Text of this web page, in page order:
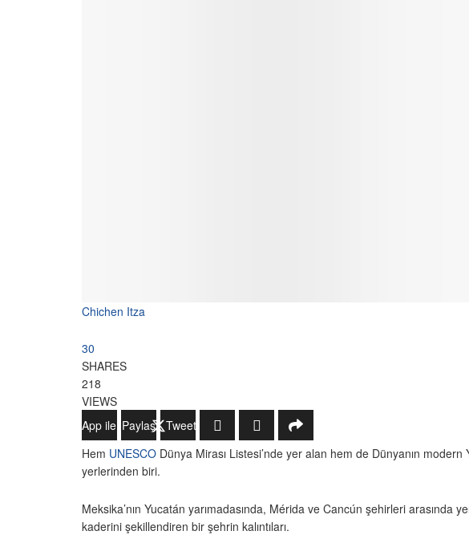
Chichen Itza
30
SHARES
218
VIEWS
WhatsApp ile Gönder
Paylaş
Tweetle
Hem UNESCO Dünya Mirası Listesi’nde yer alan hem de Dünyanın
yerlerinden biri.
Meksika’nın Yucatán yarımadasında, Mérida ve Cancún şehirleri
kaderini şekillendiren bir şehrin kalıntıları.